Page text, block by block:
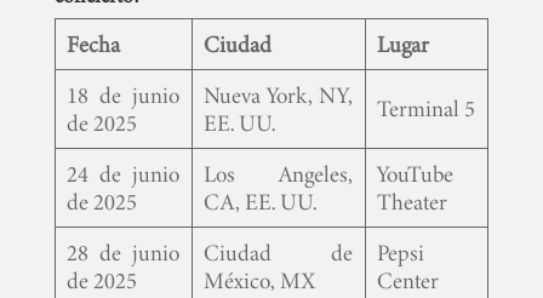
Fecha Ciudad
Lugar
18 de junio
de 2025
Nueva York, NY,
EE. UU.
Terminal 5
24 de junio
de 2025
Los Angeles,
CA, EE. UU.
YouTube
Theater
28 de junio
de 2025
Ciudad de
México, MX
Pepsi
Center